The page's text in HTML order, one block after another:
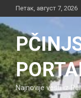
to
content
Петак, август 7, 2026
Najnovije vesti iz